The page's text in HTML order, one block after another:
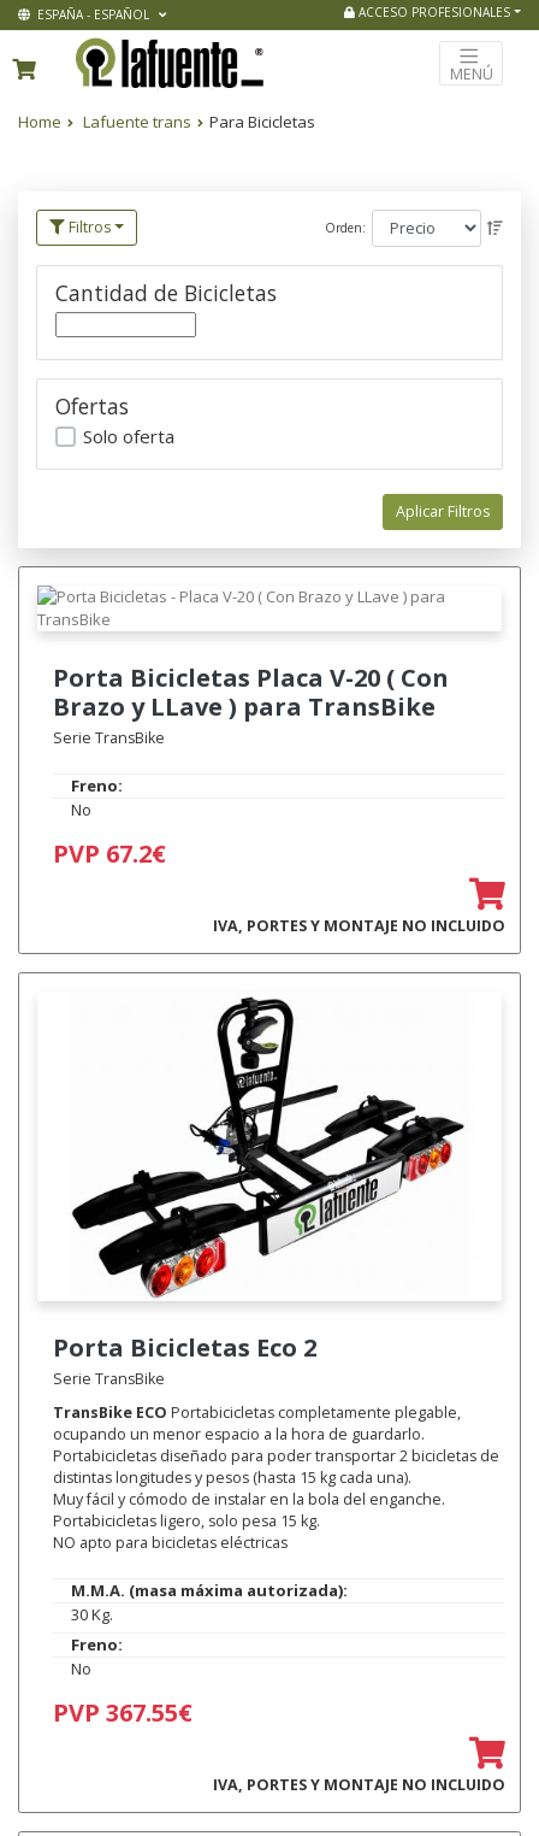
ESPAÑA - ESPAÑOL ACCESO PROFESIONALES
MENÚ
Home Lafuente trans Para Bicicletas
Filtros Orden:
Cantidad de Bicicletas
Ofertas
Solo oferta
Aplicar Filtros
Porta Bicicletas Placa V-20 ( Con
Brazo y LLave ) para TransBike
Serie TransBike
Freno:
No
PVP 67.2€
IVA, PORTES Y MONTAJE NO INCLUIDO
Porta Bicicletas Eco 2
Serie TransBike
TransBike ECO Portabicicletas completamente plegable,
ocupando un menor espacio a la hora de guardarlo.
Portabicicletas diseñado para poder transportar 2 bicicletas de
distintas longitudes y pesos (hasta 15 kg cada una).
Muy fácil y cómodo de instalar en la bola del enganche.
Portabicicletas ligero, solo pesa 15 kg.
NO apto para bicicletas eléctricas
M.M.A. (masa máxima autorizada):
30 Kg.
Freno:
No
PVP 367.55€
IVA, PORTES Y MONTAJE NO INCLUIDO